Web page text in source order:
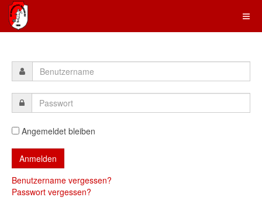
Angemeldet bleiben
Benutzername vergessen?
Passwort vergessen?